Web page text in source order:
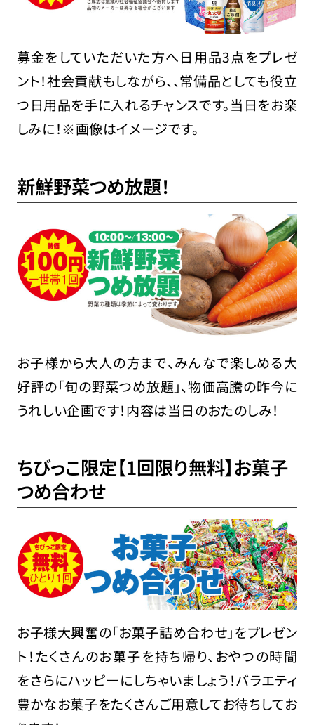
募金をしていただいた方へ日用品3点をプレゼ
ント！社会貢献もしながら、、常備品としても役立
つ日用品を手に入れるチャンスです。当日をお楽
しみに！※画像はイメージです。
新鮮野菜つめ放題！
お子様から大人の方まで、みんなで楽しめる大
好評の「旬の野菜つめ放題」、物価高騰の昨今に
うれしい企画です！内容は当日のおたのしみ！
ちびっこ限定【1回限り無料】お菓子
つめ合わせ
お子様大興奮の「お菓子詰め合わせ」をプレゼン
ト！たくさんのお菓子を持ち帰り、おやつの時間
をさらにハッピーにしちゃいましょう！バラエティ
豊かなお菓子をたくさんご用意してお待ちしてお